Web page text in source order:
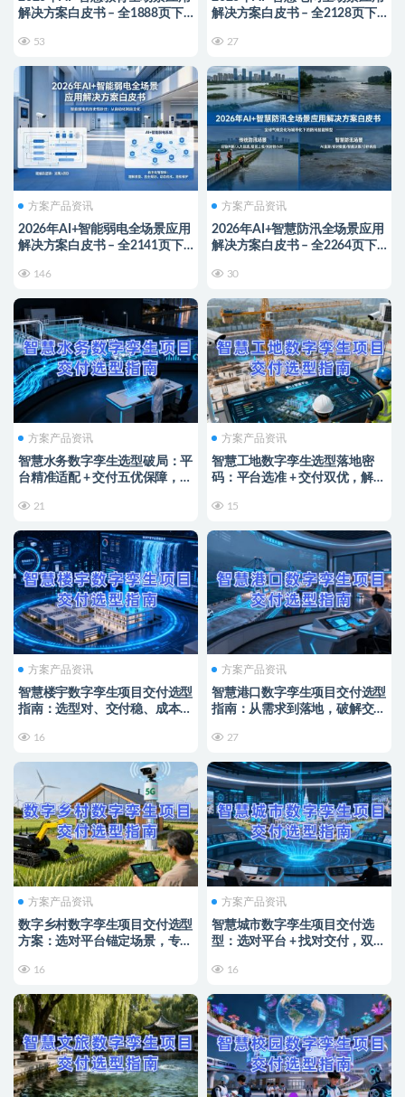
解决方案白皮书 – 全1888页下
53
解决方案白皮书 – 全2128页下
27
方案产品资讯
2026年AI+智能弱电全场景应用
解决方案白皮书 – 全2141页下
146
方案产品资讯
2026年AI+智慧防汛全场景应用
解决方案白皮书 – 全2264页下
30
方案产品资讯
智慧水务数字孪生选型破局：平
台精准适配 + 交付五优保障，筑
21
方案产品资讯
智慧工地数字孪生选型落地密
码：平台选准 + 交付双优，解锁
15
方案产品资讯
智慧楼宇数字孪生项目交付选型
指南：选型对、交付稳、成本
16
方案产品资讯
智慧港口数字孪生项目交付选型
指南：从需求到落地，破解交付
27
方案产品资讯
数字乡村数字孪生项目交付选型
方案：选对平台锚定场景，专业
16
方案产品资讯
智慧城市数字孪生项目交付选
型：选对平台 + 找对交付，双维
16